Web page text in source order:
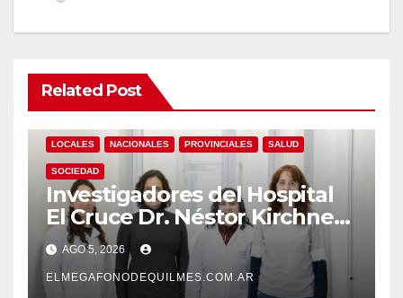
Related Post
LOCALES NACIONALES PROVINCIALES SALUD
SOCIEDAD
Investigadores del Hospital
El Cruce Dr. Néstor Kirchner
desarrollan un estudio
pionero sobre el
envejecimiento cerebral y las
AGO 5, 2026
ELMEGAFONODEQUILMES.COM.AR